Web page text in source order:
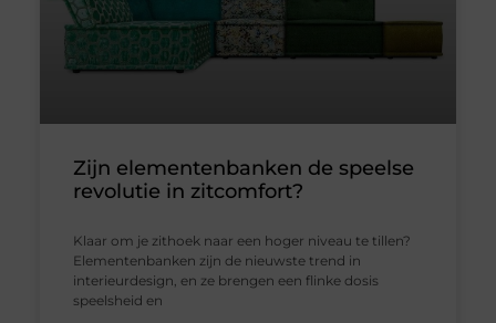
Zijn elementenbanken de speelse
revolutie in zitcomfort?
Klaar om je zithoek naar een hoger niveau te tillen?
Elementenbanken zijn de nieuwste trend in
interieurdesign, en ze brengen een flinke dosis
speelsheid en